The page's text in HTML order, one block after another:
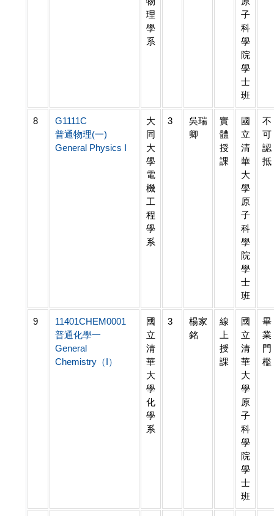
理
學
系
子
科
學
院
學
士
班
8
G1111C
普通物理(一)
General Physics I
大
同
大
學
電
機
工
程
學
系
3
吳瑞
卿
實
體
授
課
國
立
清
華
大
學
原
子
科
學
院
學
士
班
不
可
認
抵
9
11401CHEM0001
普通化學一
General
Chemistry（I）
國
立
清
華
大
學
化
學
系
3
楊家
銘
線
上
授
課
國
立
清
華
大
學
原
子
科
學
院
學
士
班
畢
業
門
檻